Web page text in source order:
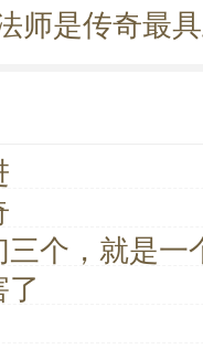
师是传奇最
个，就是一